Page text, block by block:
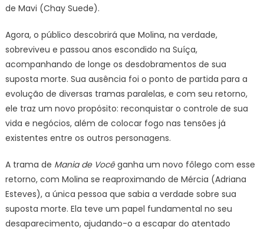
de Mavi (Chay Suede).
Agora, o público descobrirá que Molina, na verdade,
sobreviveu e passou anos escondido na Suíça,
acompanhando de longe os desdobramentos de sua
suposta morte. Sua ausência foi o ponto de partida para a
evolução de diversas tramas paralelas, e com seu retorno,
ele traz um novo propósito: reconquistar o controle de sua
vida e negócios, além de colocar fogo nas tensões já
existentes entre os outros personagens.
A trama de Mania de Vocêganha um novo fôlego com esse
retorno, com Molina se reaproximando de Mércia (Adriana
Esteves), a única pessoa que sabia a verdade sobre sua
suposta morte. Ela teve um papel fundamental no seu
desaparecimento, ajudando-o a escapar do atentado